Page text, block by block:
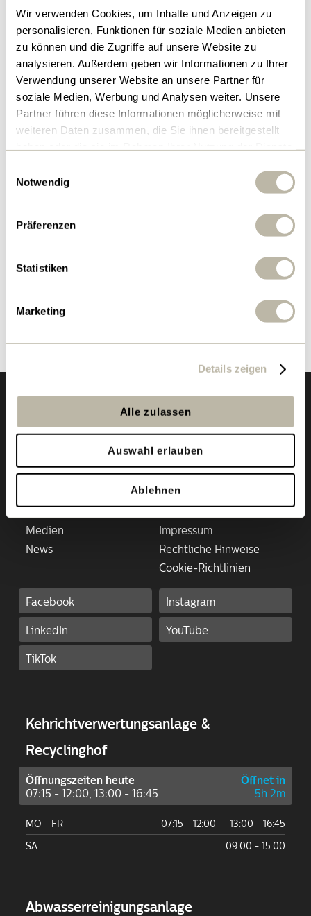
Wir verwenden Cookies, um Inhalte und Anzeigen zu
personalisieren, Funktionen für soziale Medien anbieten
zu können und die Zugriffe auf unsere Website zu
analysieren. Außerdem geben wir Informationen zu Ihrer
Verwendung unserer Website an unsere Partner für
soziale Medien, Werbung und Analysen weiter. Unsere
Partner führen diese Informationen möglicherweise mit
weiteren Daten zusammen, die Sie ihnen bereitgestellt
Notwendig
Präferenzen
Statistiken
Marketing
Details zeigen
Alle zulassen
Auswahl erlauben
Ablehnen
Projektierungsphase und prüft Szenarien und
Varianten der Realisierung. «Der nächste
Meilenstein ist ein über sämtliche Anlagen
abgestimmtes Vorprojekt für alle Bauetappen bis
ins Jahr 2050», so Markus Bircher, Leiter
Strategieprojekte bei Limeco. Der
Realisierungskredit für die Erweiterung der ARA und
voraussichtlich 2026 zur Abstimmung.
Medienmitteilung Projektierungskredit
und Landerwerb
Magazin
Medien
News
Datenschutz
Impressum
Rechtliche Hinweise
Cookie-Richtlinien
Facebook Instagram
LinkedIn YouTube
TikTok
Kehricht­ver­wertungs­anlage &
Recyclinghof
Öffnungszeiten heute
07:15 - 12:00, 13:00 - 16:45
Öffnet in
5h 2m
MO - FR 07:15 - 12:00
13:00 - 16:45
SA
09:00 - 15:00
Abwasser­reinigungs­anlage